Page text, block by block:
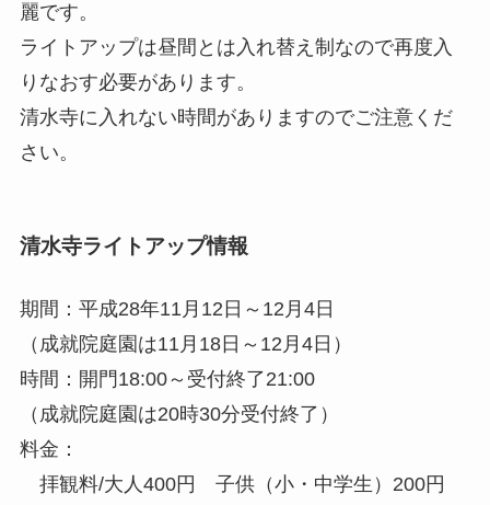
麗です。
ライトアップは昼間とは入れ替え制なので再度入
りなおす必要があります。
清水寺に入れない時間がありますのでご注意くだ
さい。
清水寺ライトアップ情報
期間：平成28年11月12日～12月4日
（成就院庭園は11月18日～12月4日）
時間：開門18:00～受付終了21:00
（成就院庭園は20時30分受付終了）
料金：
拝観料/大人400円 子供（小・中学生）200円